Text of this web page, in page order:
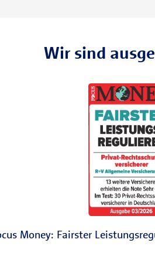
Wir sind
Money: Fairster